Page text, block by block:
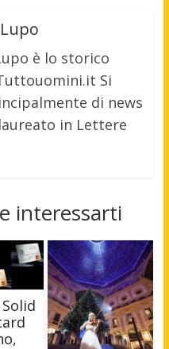
è lo storico
Si
di news
in Lettere
interessarti